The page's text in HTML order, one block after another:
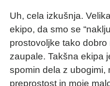
Uh, cela izkušnja.
ekipo, da smo se
prostovoljke tako
zaupale. Takšna ekipa
spomin dela z ubogimi,
preprostost in moje